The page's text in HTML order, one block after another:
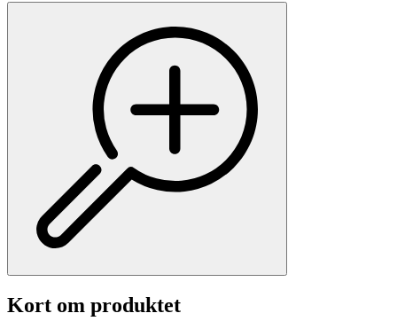
Kort om produktet